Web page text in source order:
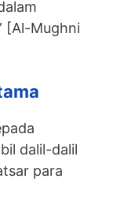
[Al-Mughni
dalil-dalil
para